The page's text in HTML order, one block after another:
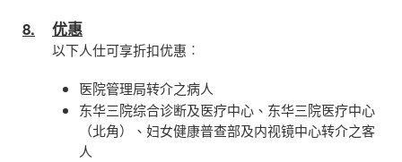
8. 优惠
以下人仕可享折扣优惠︰
医院管理局转介之病人
东华三院综合诊断及医疗中心、东华三院医疗中心
（北角）、妇女健康普查部及内视镜中心转介之客
人